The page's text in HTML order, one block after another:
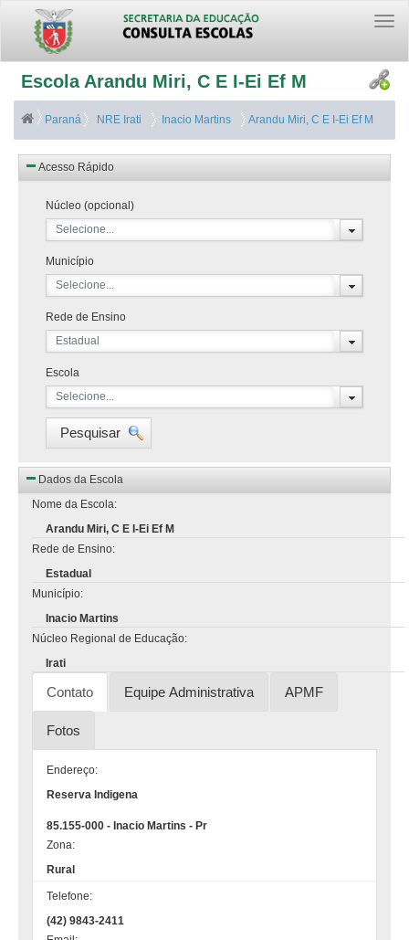
Escola Arandu Miri, C E I-Ei Ef M
Paraná NRE Irati Inacio Martins Arandu Miri, C E I-Ei Ef M
Acesso Rápido
Núcleo (opcional)
Selecione...
Município
Selecione...
Rede de Ensino
Estadual
Escola
Selecione...
Pesquisar
Dados da Escola
Nome da Escola:
Arandu Miri, C E I-Ei Ef M
Rede de Ensino:
Estadual
Município:
Inacio Martins
Núcleo Regional de Educação:
Irati
Contato Equipe Administrativa APMF
Fotos
Endereço:
Reserva Indigena
85.155-000 - Inacio Martins - Pr
Zona:
Rural
Telefone:
(42) 9843-2411